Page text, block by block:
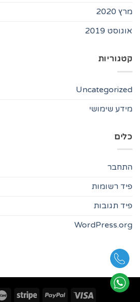
מרץ 2020
אוגוסט 2019
קטגוריות
Uncategorized
מידע שימושי
כלים
התחבר
פיד רשומות
פיד תגובות
WordPress.org